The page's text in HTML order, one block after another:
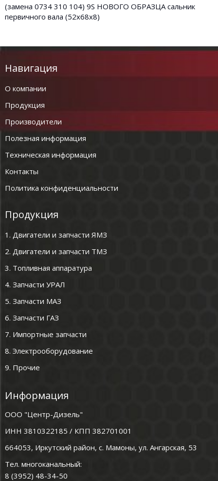
(замена 0734 310 104) 9S НОВОГО ОБРАЗЦА сальник
первичного вала (52х68х8)
Навигация
О компании
Продукция
Производители
Полезная информация
Техническая информация
Контакты
Политика конфиденциальности
Продукция
1. Двигатели и запчасти ЯМЗ
2. Двигатели и запчасти ТМЗ
3. Топливная аппаратура
4. Запчасти УРАЛ
5. Запчасти МАЗ
6. Запчасти ГАЗ
7. Импортные запчасти
8. Электрооборудование
9. Прочие
Информация
ООО "Центр-Дизель"
ИНН 3810322185 / КПП 382701001
664053, Иркутский район, с. Мамоны, ул. Ангарская, 53
Тел. многоканальный:
8 (3952) 48-34-50